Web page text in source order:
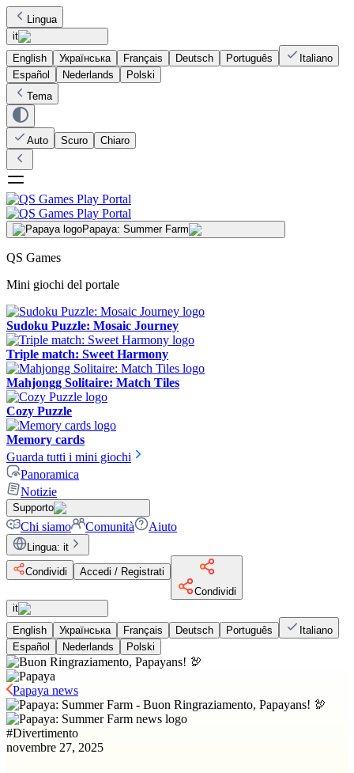
Lingua
it
English
Українська Français Deutsch Português
Italiano
Español
Nederlands
Polski
Tema
Auto Scuro Chiaro
Papaya: Summer Farm
QS Games
Mini giochi del portale
Sudoku Puzzle: Mosaic Journey
Triple match: Sweet Harmony
Mahjongg Solitaire: Match Tiles
Cozy Puzzle
Memory cards
Guarda tutti i mini giochi
Panoramica
Notizie
Supporto
Chi siamo Comunità Aiuto
Lingua: it
Condividi
Accedi / Registrati
Condividi
it
English
Українська Français Deutsch Português
Italiano
Español
Nederlands Polski
Papaya news
#Divertimento
novembre 27, 2025